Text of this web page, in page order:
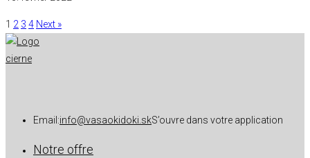
1 2 3 4 Next »
Email:info@vasaokidoki.skS’ouvre dans votre application
Notre offre